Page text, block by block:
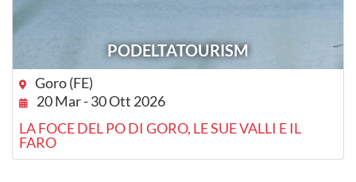
PODELTATOURISM
Goro (FE)
20 Mar - 30 Ott 2026
LA FOCE DEL PO DI GORO, LE SUE VALLI E IL
FARO